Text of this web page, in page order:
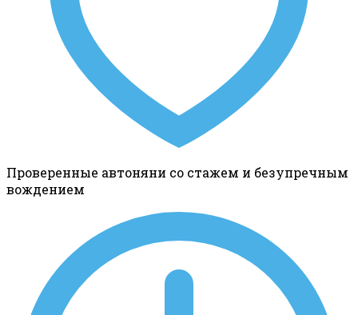
Проверенные автоняни со стажем и безупречным
вождением